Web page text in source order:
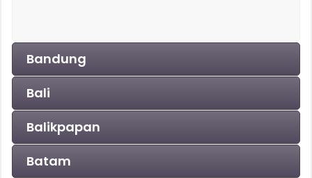
Bandung
Bali
Balikpapan
Batam